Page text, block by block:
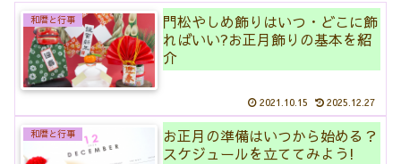
和暦と行事
門松やしめ飾りはいつ・どこに飾
ればいい?お正月飾りの基本を紹
介
2021.10.15 2025.12.27
和暦と行事
お正月の準備はいつから始める？
スケジュールを立ててみよう!